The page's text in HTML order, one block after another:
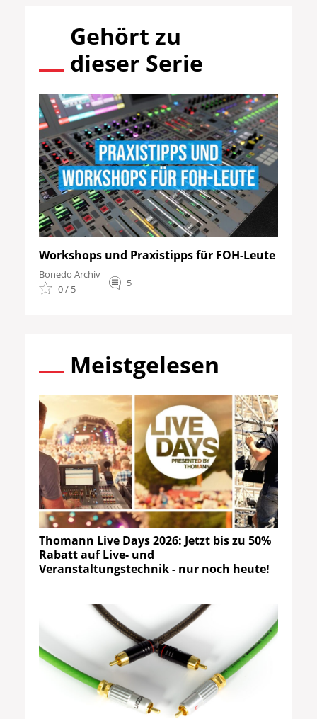
Gehört zu
dieser Serie
Workshops und Praxistipps für FOH-Leute
Bonedo Archiv
0 / 5
5
Meistgelesen
Thomann Live Days 2026: Jetzt bis zu 50%
Rabatt auf Live- und
Veranstaltungstechnik - nur noch heute!